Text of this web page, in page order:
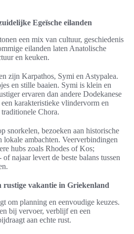
Egeïsche eilanden
een mix van cultuur, geschiedenis
eilanden laten Anatolische
en keuken.
zijn Karpathos, Symi en Astypalea.
en stille baaien. Symi is klein en
ervaren dan andere Dodekanese
karakteristieke vlindervorm en
Chora.
snorkelen, bezoeken aan historische
lokale ambachten. Veerverbindingen
hubs zoals Rhodes of Kos;
najaar levert de beste balans tussen
rustige vakantie in Griekenland
om planning en eenvoudige keuzes.
bij vervoer, verblijf en een
aan echte rust.